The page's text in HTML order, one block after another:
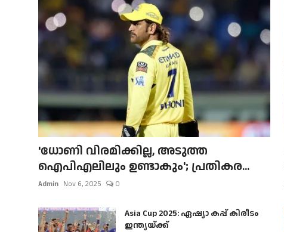
'ധോണി വിരമിക്കില്ല, അടുത്ത
ഐപിഎലിലും ഉണ്ടാകും'; പ്രതികര...
Admin Nov 6, 2025 0
Asia Cup 2025: ഏഷ്യാ കപ്പ് കിരീടം
ഇന്ത്യയ്ക്ക്